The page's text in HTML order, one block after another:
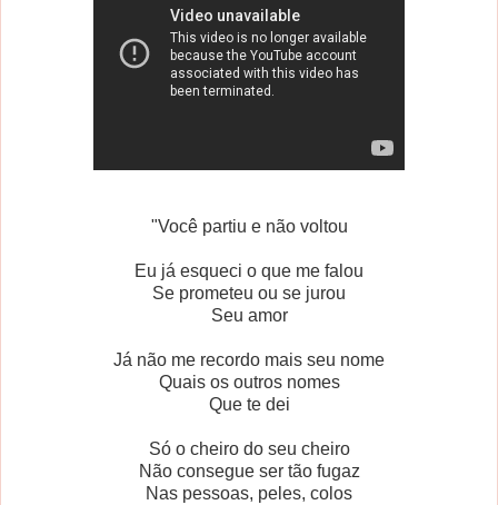
"Você partiu e não voltou
Eu já esqueci o que me falou
Se prometeu ou se jurou
Seu amor
Já não me recordo mais seu nome
Quais os outros nomes
Que te dei
Só o cheiro do seu cheiro
Não consegue ser tão fugaz
Nas pessoas, peles, colos